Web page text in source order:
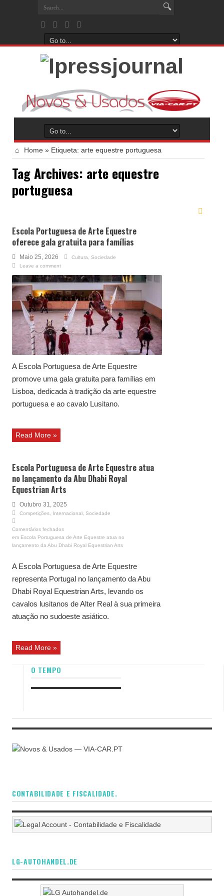
Home » Etiqueta: arte equestre portuguesa
Tag Archives: arte equestre
portuguesa
Escola Portuguesa de Arte Equestre
oferece gala gratuita para famílias
Maio 25, 2026 Cultura
Sociedade
Leave a comment
A Escola Portuguesa de Arte Equestre
promove uma gala gratuita para famílias em
Lisboa, dedicada à tradição da arte equestre
portuguesa e ao cavalo Lusitano.
Read More »
Escola Portuguesa de Arte Equestre atua
no lançamento da Abu Dhabi Royal
Equestrian Arts
Outubro 31, 2025
Competições Internacional Sociedade
Comentários fechados
em Escola Portuguesa de Arte Equestre atua no
lançamento da Abu Dhabi Royal Equestrian Arts
A Escola Portuguesa de Arte Equestre
representa Portugal no lançamento da Abu
Dhabi Royal Equestrian Arts, levando os
cavalos lusitanos de Alter Real à sua primeira
atuação no sudoeste asiático.
Read More »
O TEMPO
CONTABILIDADE E FISCALIDADE.
LG-AUTOHANDEL.DE